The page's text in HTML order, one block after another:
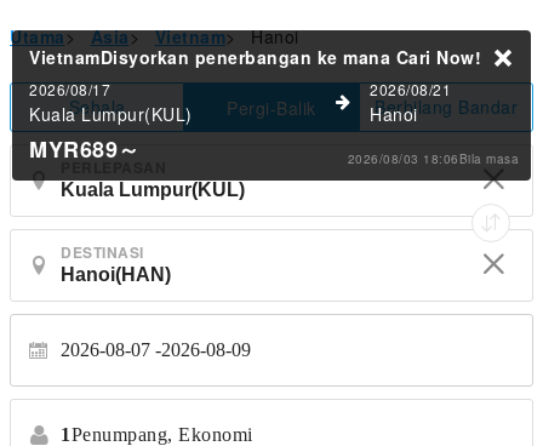
Utama> Asia> Vietnam> Hanoi
Sehala Pergi-Balik Berbilang Bandar
DESTINASI
2026-08-07 2026-08-09
1Penumpang, Ekonomi
VietnamDisyorkan penerbangan ke mana Cari Now!
2026/08/17
Kuala Lumpur(KUL)
2026/08/21
Hanoi
MYR689～ 2026/08/03 18:06Bila masa